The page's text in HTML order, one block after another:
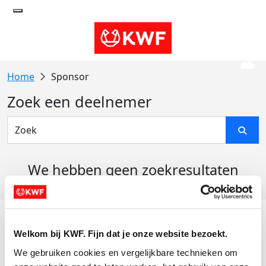
Welkom bij KWF. Fijn dat je onze website bezoekt.
We gebruiken cookies en vergelijkbare technieken om
Sponsor
Zoek een deelnemer
We hebben geen zoekresultaten
Actiematerialen
Evenementen